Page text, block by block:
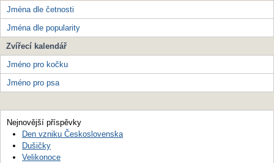
Jména dle četnosti
Jména dle popularity
Zvířecí kalendář
Jméno pro kočku
Jméno pro psa
Nejnovější příspěvky
Den vzniku Československa
Dušičky
Velikonoce